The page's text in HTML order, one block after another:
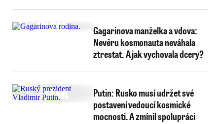
Gagarinova manželka a vdova:
Nevěru kosmonauta neváhala
ztrestat. A jak vychovala dcery?
Putin: Rusko musí udržet své
postavení vedoucí kosmické
mocnosti. A zmínil spolupráci